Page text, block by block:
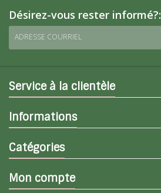
Désirez-vous rester informé?:
ADRESSE COURRIEL
Service à la clientèle
Informations
Catégories
Mon compte